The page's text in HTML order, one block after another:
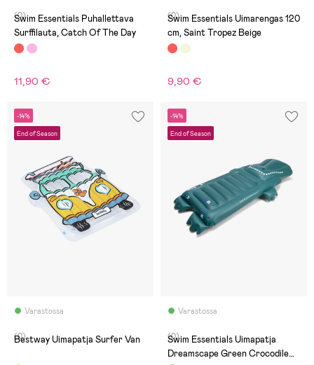
(0)
Swim Essentials Puhallettava
Surffilauta, Catch Of The Day
11,90 €
(0)
Swim Essentials Uimarengas 120
cm, Saint Tropez Beige
9,90 €
-14%
End of Season
Varastossa
(0)
Bestway Uimapatja Surfer Van
-14%
End of Season
Varastossa
(0)
Swim Essentials Uimapatja
Dreamscape Green Crocodile